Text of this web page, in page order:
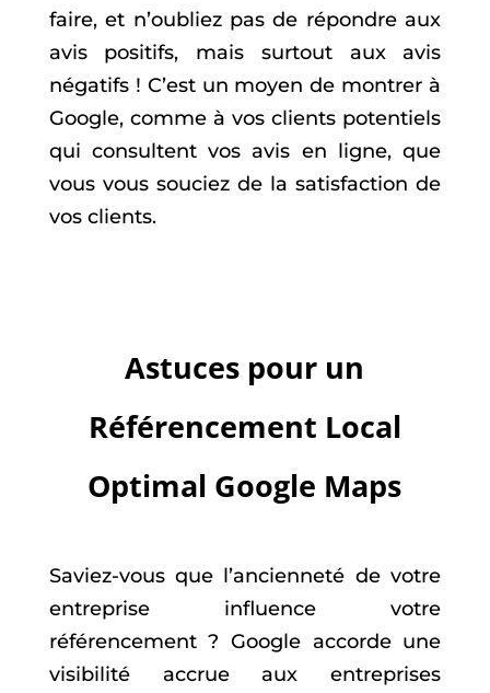
faire, et n’oubliez pas de répondre aux
avis positifs, mais surtout aux avis
négatifs ! C’est un moyen de montrer à
Google, comme à vos clients potentiels
qui consultent vos avis en ligne, que
vous vous souciez de la satisfaction de
vos clients.
Astuces pour un
Référencement Local
Optimal Google Maps
Saviez-vous que l’ancienneté de votre
entreprise influence votre
référencement ? Google accorde une
visibilité accrue aux entreprises